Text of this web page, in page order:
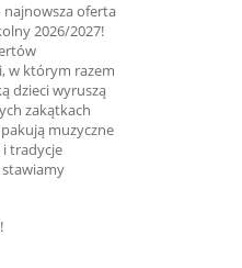
najnowsza oferta
2026/2027!
w którym razem
dzieci wyruszą
zakątkach
muzyczne
tradycje